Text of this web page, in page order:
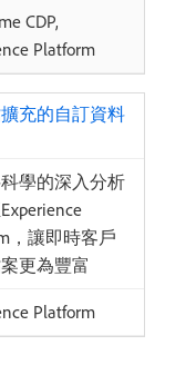
CDP,
Platform
充的自訂資料
學的深入分析
，讓即時客戶
更為豐富
Platform